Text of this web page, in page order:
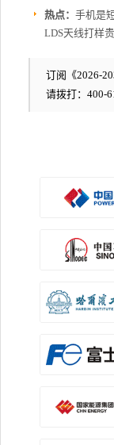
热点： 手机是
LDS天线打样
订阅《2026-
请拨打：400-